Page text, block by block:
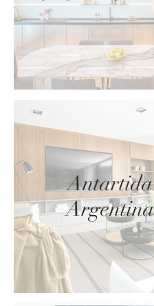
Antartida
Argentina